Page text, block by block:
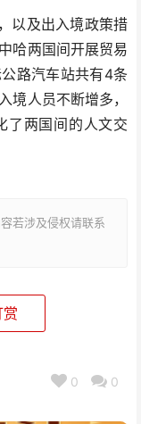
以及出入境政策措
哈两国间开展贸易
路汽车站共有4条
境人员不断增多，
了两国间的人文交
若涉及侵权请联系
赏
0 0